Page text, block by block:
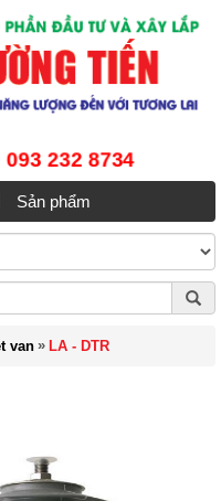
093 232 8734
Sản phẩm
van» LA - DTR